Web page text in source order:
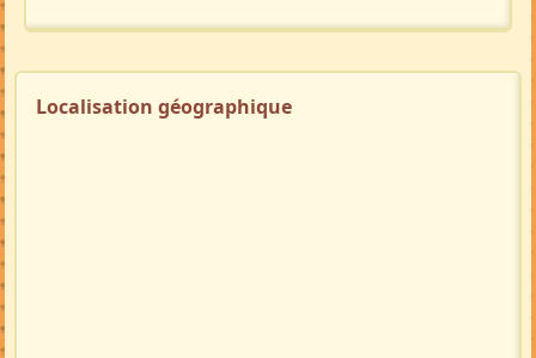
Localisation géographique